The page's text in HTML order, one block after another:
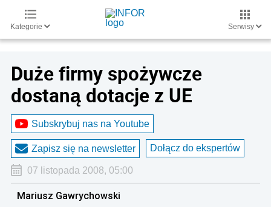
Kategorie Serwisy
Duże firmy spożywcze
dostaną dotacje z UE
Subskrybuj nas na Youtube
Zapisz się na newsletter Dołącz do ekspertów
07 listopada 2008, 05:00
Mariusz Gawrychowski